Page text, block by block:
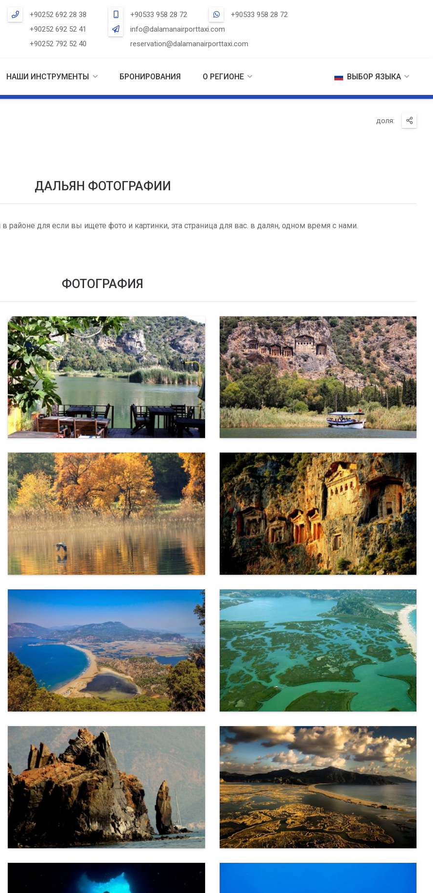
+90252 692 28 38
+90252 692 52 41
+90252 792 52 40
+90533 958 28 72
+90533 958 28 72
info@dalamanairporttaxi.com
reservation@dalamanairporttaxi.com
НАШИ ИНСТРУМЕНТЫ БРОНИРОВАНИЯ О РЕГИОНЕ ВЫБОР ЯЗЫКА
доля:
ДАЛЬЯН ФОТОГРАФИИ
районе для если вы ищете фото и картинки, эта страница для вас. в далян, одном время с нами.
ФОТОГРАФИЯ